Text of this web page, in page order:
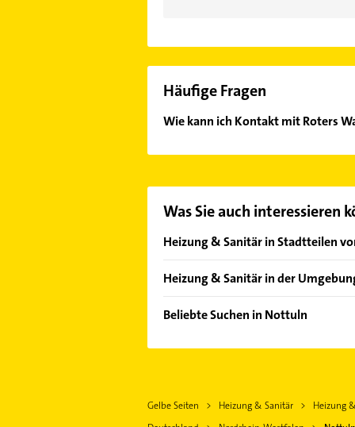
Häufige Fragen
Wie kann ich Kontakt mit Roters
Was Sie auch interessieren
Heizung & Sanitär in Stadtteilen
Darup
Heizung & Sanitär in der
Billerbeck Westfalen
Dülmen
Beliebte Suchen in Nottuln
Immobilien
Gelbe Seiten Heizung & Sanitär Heizung